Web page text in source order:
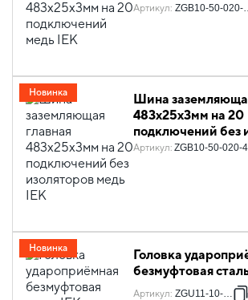
Артикул: ZGB10-50-020-
Шина
483х25х3мм на 20
подключений без
медь IEK
Артикул: ZGB10-50-020-
Новинка
Головка
безмуфтовая
Артикул: ZGU11-10-022
Новинка